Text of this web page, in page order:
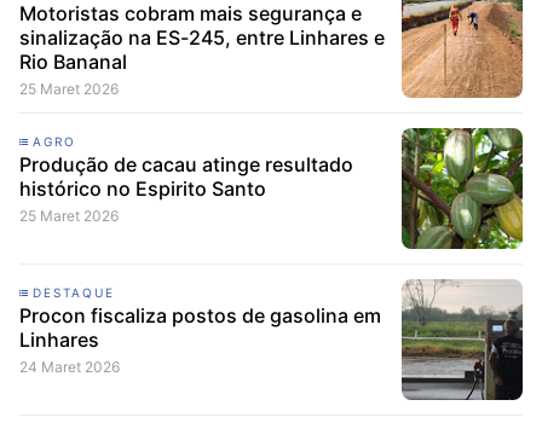
Motoristas cobram mais segurança e
sinalização na ES-245, entre Linhares e
Rio Bananal
25 Maret 2026
AGRO
Produção de cacau atinge resultado
histórico no Espirito Santo
25 Maret 2026
DESTAQUE
Procon fiscaliza postos de gasolina em
Linhares
24 Maret 2026